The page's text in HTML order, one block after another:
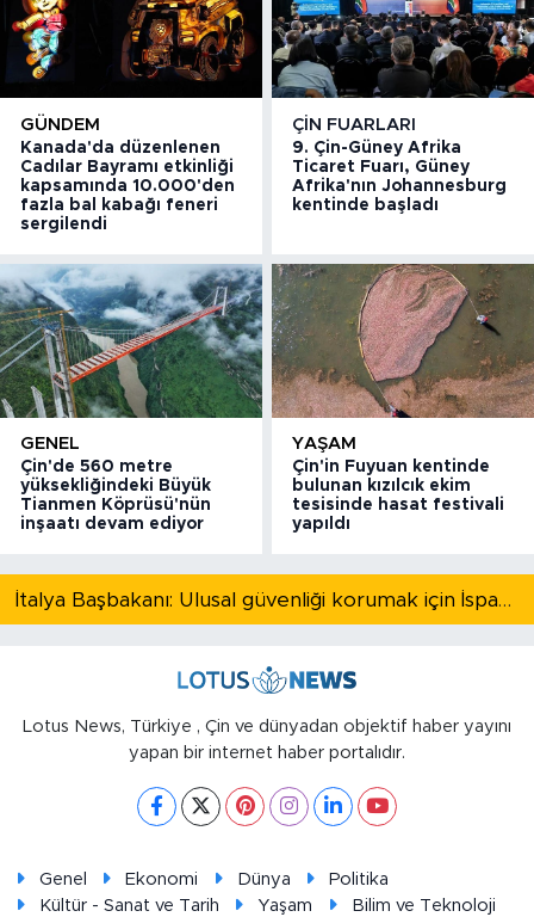
GÜNDEM
Kanada'da düzenlenen
Cadılar Bayramı etkinliği
kapsamında 10.000'den
fazla bal kabağı feneri
sergilendi
ÇIN FUARLARI
9. Çin-Güney Afrika
Ticaret Fuarı, Güney
Afrika'nın Johannesburg
kentinde başladı
GENEL
Çin'de 560 metre
yüksekliğindeki Büyük
Tianmen Köprüsü'nün
inşaatı devam ediyor
YAŞAM
Çin'in Fuyuan kentinde
bulunan kızılcık ekim
tesisinde hasat festivali
yapıldı
İtalya Başbakanı: Ulusal güvenliği korumak için İspanya ile Schengen kapsamındaki serbest dolaşımı askıya alıyoruz
Lotus News, Türkiye , Çin ve dünyadan objektif haber yayını
yapan bir internet haber portalıdır.
Genel Ekonomi Dünya
Politika
Kültür - Sanat ve Tarih
Yaşam Bilim ve Teknoloji